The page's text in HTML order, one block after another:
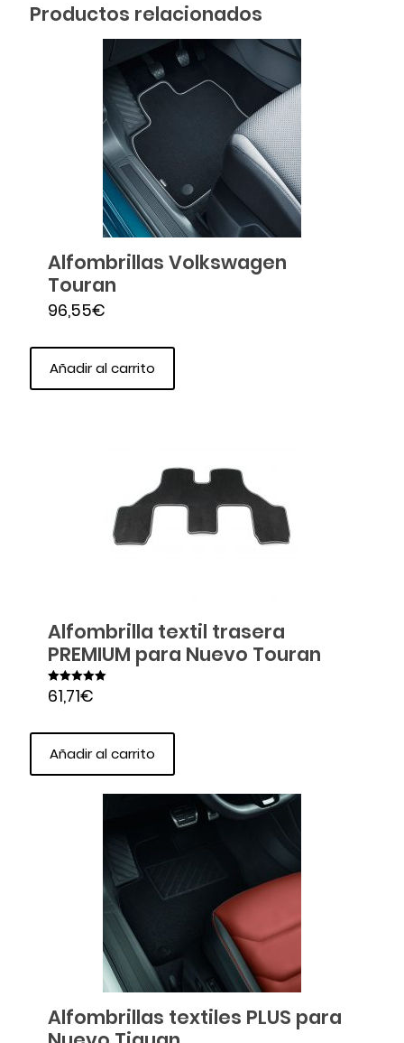
Productos relacionados
Alfombrillas Volkswagen
Touran
96,55€
Añadir al carrito
Alfombrilla textil trasera
PREMIUM para Nuevo Touran
Valorado en
5.00
61,71€
Añadir al carrito
Alfombrillas textiles PLUS para